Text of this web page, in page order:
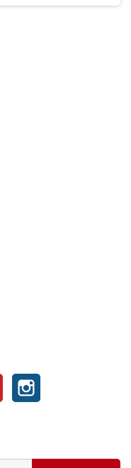
Pinterest